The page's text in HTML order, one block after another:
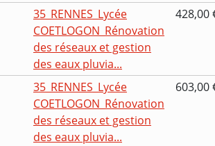
35_RENNES_Lycée
COETLOGON_Rénovation
des réseaux et gestion
des eaux pluvia...
428,00
35_RENNES_Lycée
COETLOGON_Rénovation
des réseaux et gestion
des eaux pluvia...
603,00